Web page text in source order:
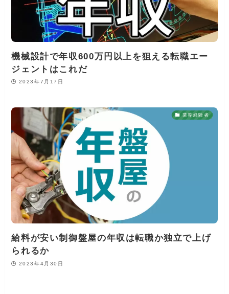
機械設計で年収600万円以上を狙える転職エー
ジェントはこれだ
2023年7月17日
業界経験者
給料が安い制御盤屋の年収は転職か独立で上げ
られるか
2023年4月30日